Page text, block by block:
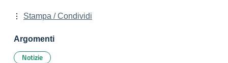
Stampa / Condividi
Argomenti
Notizie